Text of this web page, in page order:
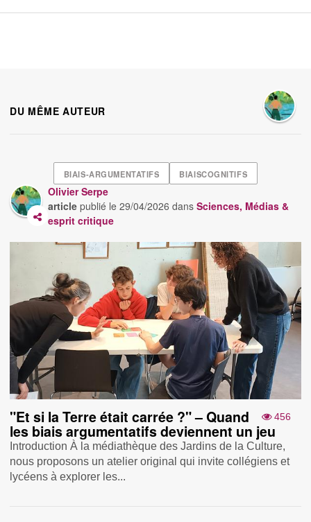
DU MÊME AUTEUR
BIAIS-ARGUMENTATIFS BIAISCOGNITIFS
Olivier Serpe
article publié le29/04/2026 dansSciences, Médias &
esprit critique
456
"Et si la Terre était carrée ?" – Quand
les biais argumentatifs deviennent un jeu
Introduction À la médiathèque des Jardins de la Culture,
nous proposons un atelier original qui invite collégiens et
lycéens à explorer les...